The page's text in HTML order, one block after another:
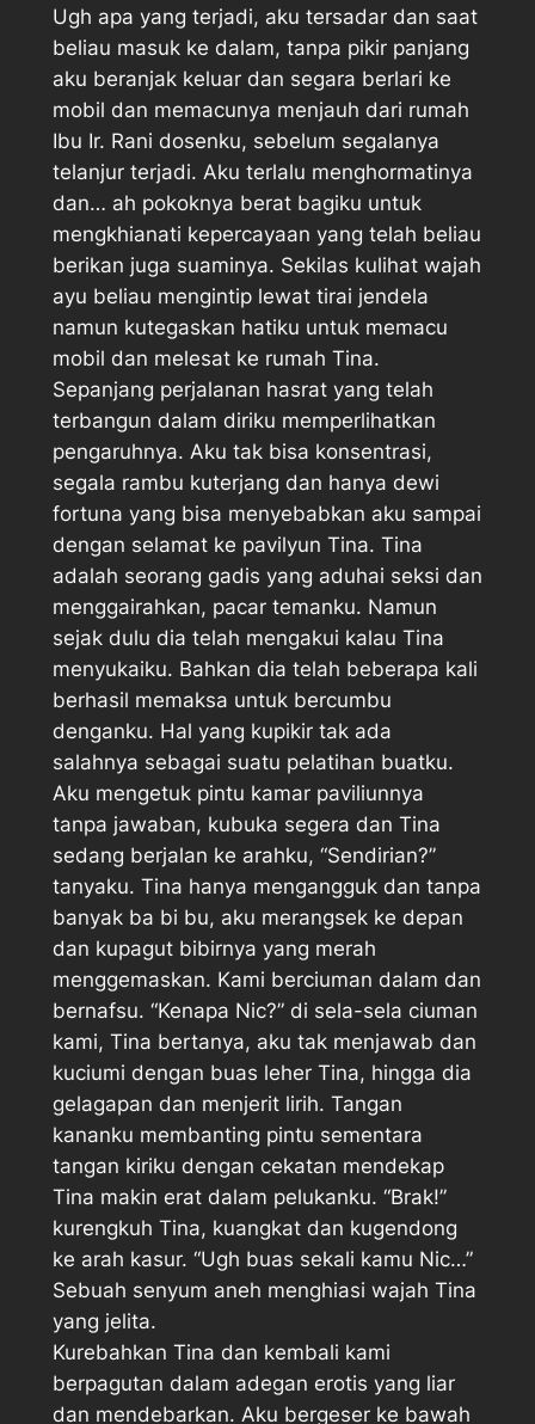
Ugh apa yang terjadi, aku tersadar dan saat
beliau masuk ke dalam, tanpa pikir panjang
aku beranjak keluar dan segara berlari ke
mobil dan memacunya menjauh dari rumah
Ibu Ir. Rani dosenku, sebelum segalanya
telanjur terjadi. Aku terlalu menghormatinya
dan… ah pokoknya berat bagiku untuk
mengkhianati kepercayaan yang telah beliau
berikan juga suaminya. Sekilas kulihat wajah
ayu beliau mengintip lewat tirai jendela
namun kutegaskan hatiku untuk memacu
mobil dan melesat ke rumah Tina.
Sepanjang perjalanan hasrat yang telah
terbangun dalam diriku memperlihatkan
pengaruhnya. Aku tak bisa konsentrasi,
segala rambu kuterjang dan hanya dewi
fortuna yang bisa menyebabkan aku sampai
dengan selamat ke pavilyun Tina. Tina
adalah seorang gadis yang aduhai seksi dan
menggairahkan, pacar temanku. Namun
sejak dulu dia telah mengakui kalau Tina
menyukaiku. Bahkan dia telah beberapa kali
berhasil memaksa untuk bercumbu
denganku. Hal yang kupikir tak ada
salahnya sebagai suatu pelatihan buatku.
Aku mengetuk pintu kamar paviliunnya
tanpa jawaban, kubuka segera dan Tina
sedang berjalan ke arahku, “Sendirian?”
tanyaku. Tina hanya mengangguk dan tanpa
banyak ba bi bu, aku merangsek ke depan
dan kupagut bibirnya yang merah
menggemaskan. Kami berciuman dalam dan
bernafsu. “Kenapa Nic?” di sela-sela ciuman
kami, Tina bertanya, aku tak menjawab dan
kuciumi dengan buas leher Tina, hingga dia
gelagapan dan menjerit lirih. Tangan
kananku membanting pintu sementara
tangan kiriku dengan cekatan mendekap
Tina makin erat dalam pelukanku. “Brak!”
kurengkuh Tina, kuangkat dan kugendong
ke arah kasur. “Ugh buas sekali kamu Nic…”
Sebuah senyum aneh menghiasi wajah Tina
yang jelita.
Kurebahkan Tina dan kembali kami
berpagutan dalam adegan erotis yang liar
dan mendebarkan. Aku bergeser ke bawah